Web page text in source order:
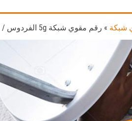
شبكة » رقم مقوي شبكة 5g الفردوس / 99384888 / مقوي سيرفس 5g